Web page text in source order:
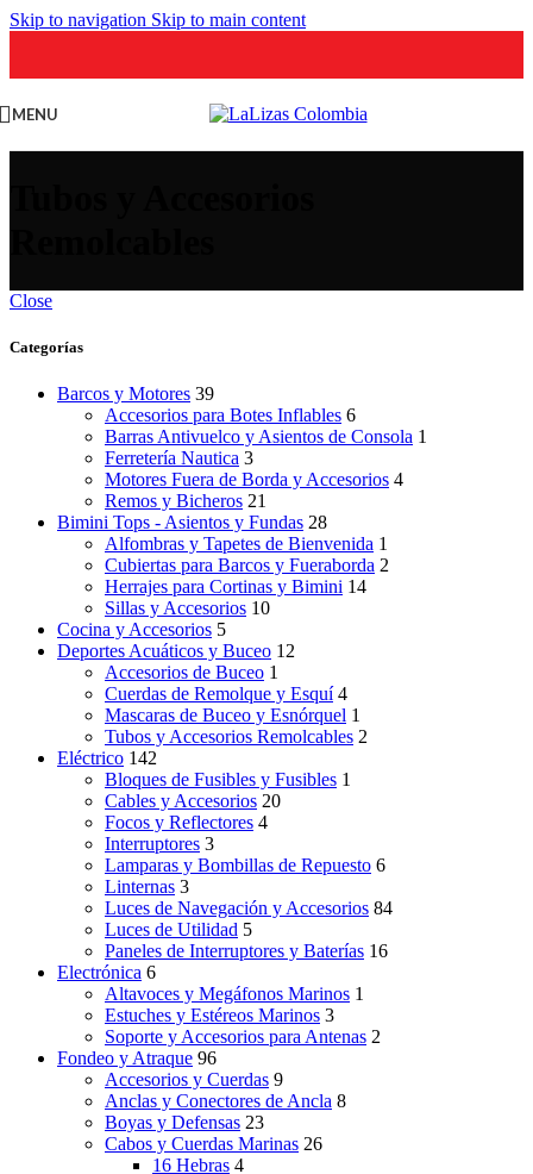
Skip to navigation Skip to main content
MENU
Close
Categorías
Barcos y Motores 39
Accesorios para Botes Inflables 6
Barras Antivuelco y Asientos de Consola 1
Ferretería Nautica 3
Motores Fuera de Borda y Accesorios 4
Remos y Bicheros 21
Bimini Tops - Asientos y Fundas 28
Alfombras y Tapetes de Bienvenida 1
Cubiertas para Barcos y Fueraborda 2
Herrajes para Cortinas y Bimini 14
Sillas y Accesorios 10
Cocina y Accesorios 5
Deportes Acuáticos y Buceo 12
Accesorios de Buceo 1
Cuerdas de Remolque y Esquí 4
Mascaras de Buceo y Esnórquel 1
Tubos y Accesorios Remolcables 2
Eléctrico 142
Bloques de Fusibles y Fusibles 1
Cables y Accesorios 20
Focos y Reflectores 4
Interruptores 3
Lamparas y Bombillas de Repuesto 6
Linternas 3
Luces de Navegación y Accesorios 84
Luces de Utilidad 5
Paneles de Interruptores y Baterías 16
Electrónica 6
Altavoces y Megáfonos Marinos 1
Estuches y Estéreos Marinos 3
Soporte y Accesorios para Antenas 2
Fondeo y Atraque 96
Accesorios y Cuerdas 9
Anclas y Conectores de Ancla 8
Boyas y Defensas 23
Cabos y Cuerdas Marinas 26
16 Hebras 4